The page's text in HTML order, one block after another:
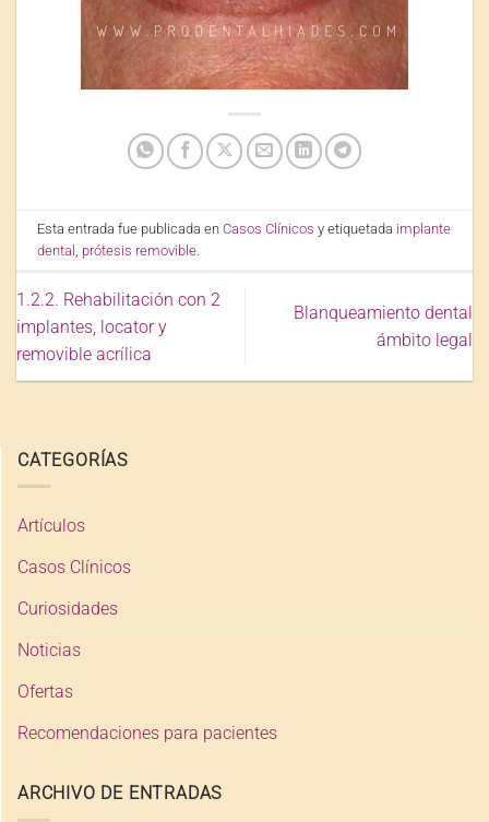
Esta entrada fue publicada enCasos Clínicos y etiquetada implante
dental prótesis removible
1.2.2. Rehabilitación con 2
implantes, locator y
removible acrílica
Blanqueamiento dental
ámbito legal
CATEGORÍAS
Artículos
Casos Clínicos
Curiosidades
Noticias
Ofertas
Recomendaciones para pacientes
ARCHIVO DE ENTRADAS